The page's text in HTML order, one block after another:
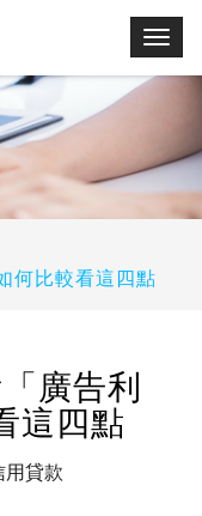
切
何比較看這四點
廣告利
這四點
用貸款